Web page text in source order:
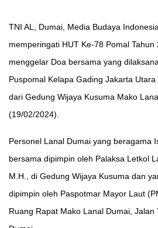
TNI AL, Dumai, Media Budaya
memperingati HUT Ke-78 Pomal
menggelar Doa bersama yang
Puspomal Kelapa Gading Jakarta
dari Gedung Wijaya Kusuma Mako
(19/02/2024).
Personel Lanal Dumai yang beragama
bersama dipimpin oleh Palaksa Letkol
M.H., di Gedung Wijaya Kusuma dan
dipimpin oleh Paspotmar Mayor Laut
Ruang Rapat Mako Lanal Dumai, Jalan